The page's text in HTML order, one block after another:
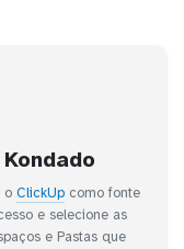
o ClickUpcomo fonte
e selecione as
e Pastas que